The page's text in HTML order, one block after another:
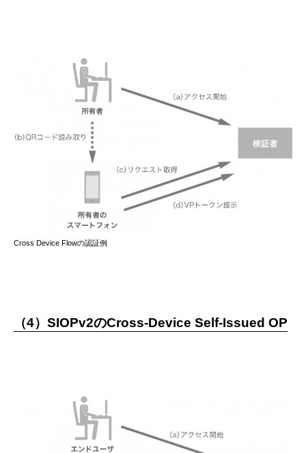
Cross Device Flowの認証例
（4）SIOPv2のCross-Device Self-Issued OP